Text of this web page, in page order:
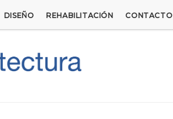
DISEÑO REHABILITACIÓN CONTACTO